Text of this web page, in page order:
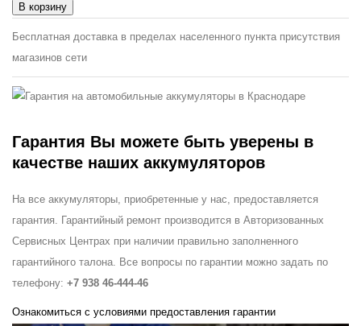
В корзину
Бесплатная доставка в пределах населенного пункта присутствия
магазинов сети
Гарантия Вы можете быть уверены в
качестве наших аккумуляторов
На все аккумуляторы, приобретенные у нас, предоставляется
гарантия. Гарантийный ремонт производится в Авторизованных
Сервисных Центрах при наличии правильно заполненного
гарантийного талона. Все вопросы по гарантии можно задать по
телефону: +7 938 46-444-46
Ознакомиться с условиями предоставления гарантии